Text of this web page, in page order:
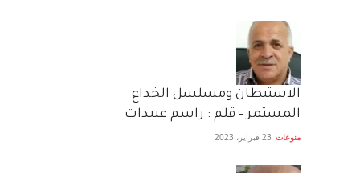
الاستيطان ومسلسل الخداع
المستمر – قلم : راسم عبيدات
منوعات 23 فبراير، 2023